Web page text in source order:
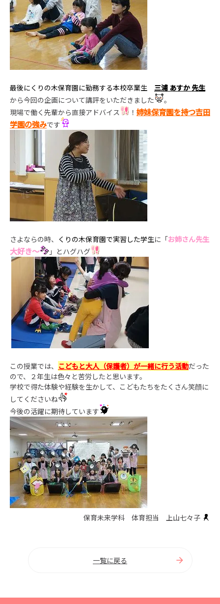
最後に くりの木保育園に勤務する本校卒業生 三浦 あすか 先生
から今回の企画について講評をいただきました
。
現場で働く先輩から直接アドバイス
！ 姉妹保育園を持つ吉田
学園の強みです
さよならの時、 くりの木保育園で実習した学生に「お姉さん先生
大好き～ 」とハグハグ
この授業では、 こどもと大人（保護者）が一緒に行う活動だった
ので、２年生は色々と苦労したと思います。
学校で得た体験や経験を生かして、こどもたちをたくさん笑顔に
してくださいね
今後の活躍に期待しています
保育未来学科 体育担当 上山七々子
一覧に戻る